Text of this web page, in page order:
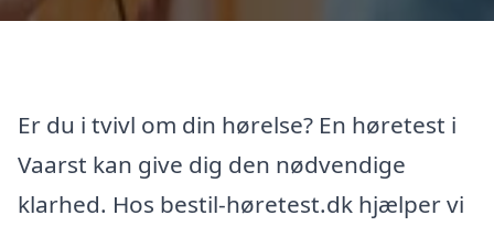
Er du i tvivl om din hørelse? En høretest i
Vaarst kan give dig den nødvendige
klarhed. Hos bestil-høretest.dk hjælper vi